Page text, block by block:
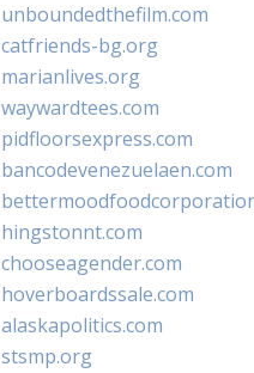
unboundedthefilm.com
catfriends-bg.org
marianlives.org
waywardtees.com
pidfloorsexpress.com
bancodevenezuelaen.com
hingstonnt.com
chooseagender.com
hoverboardssale.com
alaskapolitics.com
stsmp.org